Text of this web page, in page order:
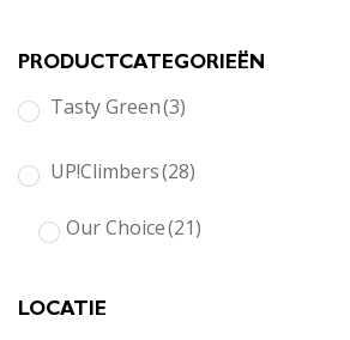
PRODUCTCATEGORIEËN
Tasty Green(3)
UP!Climbers(28)
Our Choice(21)
LOCATIE